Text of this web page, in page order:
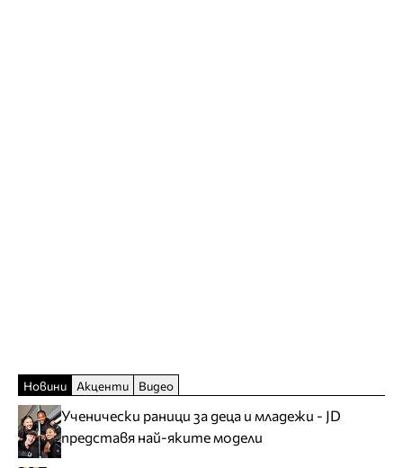
Новини Акценти Видео
Ученически раници за деца и младежи - JD
представя най-яките модели